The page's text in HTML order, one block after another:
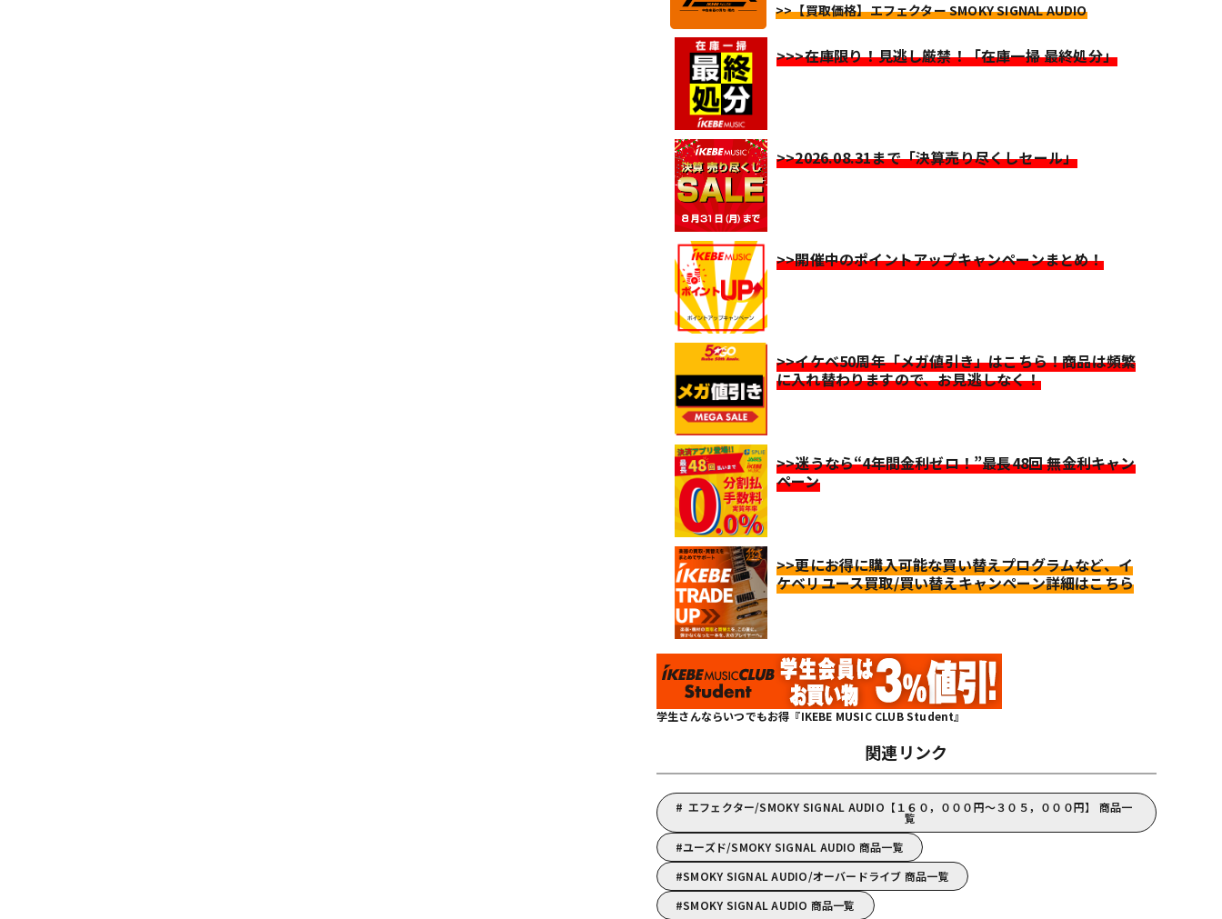
>>【買取価格】エフェクター SMOKY SIGNAL AUDIO
>>>在庫限り！見逃し厳禁！「在庫一掃 最終処分」
>>2026.08.31まで「決算売り尽くしセール」
>>開催中のポイントアップキャンペーンまとめ！
>>イケベ50周年「メガ値引き」はこちら！商品は頻繁
に入れ替わりますので、お見逃しなく！
>>迷うなら“4年間金利ゼロ！”最長48回 無金利キャン
ペーン
>>更にお得に購入可能な買い替えプログラムなど、イ
ケベリユース買取/買い替えキャンペーン詳細はこちら
学生さんならいつでもお得『IKEBE MUSIC CLUB Student』
関連リンク
エフェクター/SMOKY SIGNAL AUDIO【１６０，０００円～３０５，０００円】 商品一
覧
ユーズド/SMOKY SIGNAL AUDIO 商品一覧
SMOKY SIGNAL AUDIO/オーバードライブ 商品一覧
SMOKY SIGNAL AUDIO 商品一覧